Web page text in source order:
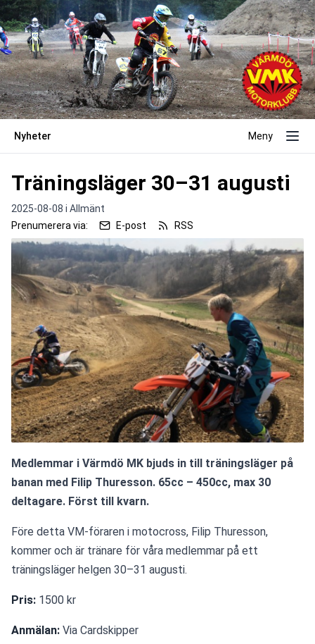
Nyheter Meny
Träningsläger 30–31 augusti
2025-08-08 i Allmänt
Prenumerera via:
E-post RSS
Medlemmar i Värmdö MK bjuds in till träningsläger på
banan med Filip Thuresson. 65cc – 450cc, max 30
deltagare. Först till kvarn.
Före detta VM-föraren i motocross, Filip Thuresson,
kommer och är tränare för våra medlemmar på ett
träningsläger helgen 30–31 augusti.
Pris: 1500 kr
Anmälan: Via Cardskipper